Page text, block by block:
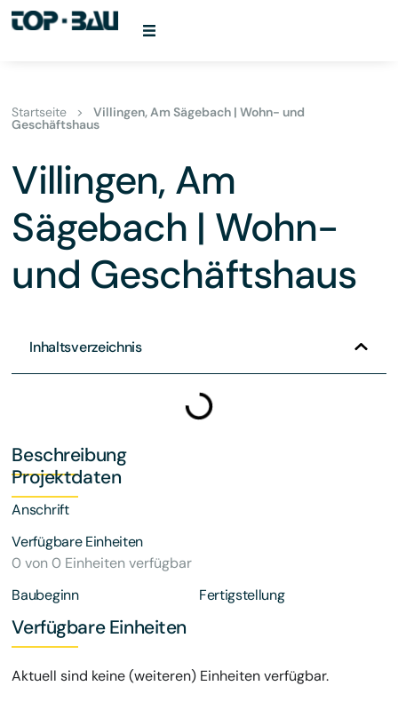
Startseite >Villingen, Am Sägebach | Wohn- und
Geschäftshaus
Villingen, Am
Sägebach | Wohn-
und Geschäftshaus
Inhaltsverzeichnis
Beschreibung
Projektdaten
Anschrift
Baubeginn Fertigstellung
Verfügbare Einheiten
0 von 0 Einheiten verfügbar
Verfügbare Einheiten
Aktuell sind keine (weiteren) Einheiten verfügbar.